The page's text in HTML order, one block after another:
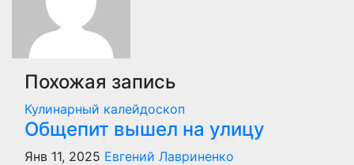
Похожая запись
Кулинарный калейдоскоп
Общепит вышел на улицу
Янв 11, 2025 Евгений Лавриненко